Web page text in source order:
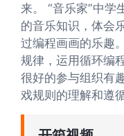
来。 “音乐家”中学
的音乐知识，体会
过编程画画的乐趣
规律，运用循环编
很好的参与组织有
戏规则的理解和遵循